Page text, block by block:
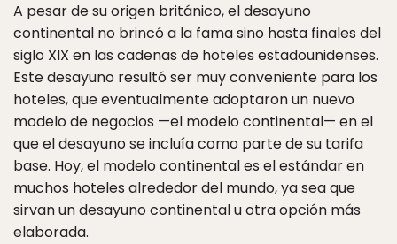
A pesar de su origen británico, el desayuno
continental no brincó a la fama sino hasta finales del
siglo XIX en las cadenas de hoteles estadounidenses.
Este desayuno resultó ser muy conveniente para los
hoteles, que eventualmente adoptaron un nuevo
modelo de negocios —el modelo continental— en el
que el desayuno se incluía como parte de su tarifa
base. Hoy, el modelo continental es el estándar en
muchos hoteles alrededor del mundo, ya sea que
sirvan un desayuno continental u otra opción más
elaborada.